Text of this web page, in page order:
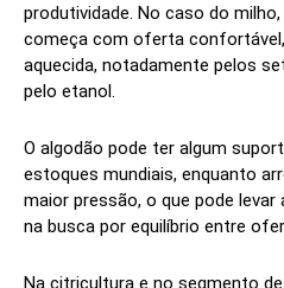
produtividade. No caso do
começa com oferta
aquecida, notadamente pelos
pelo etanol.
O algodão pode ter algum
estoques mundiais, enquanto
maior pressão, o que pode
na busca por equilíbrio entre
Na citricultura e no segmento